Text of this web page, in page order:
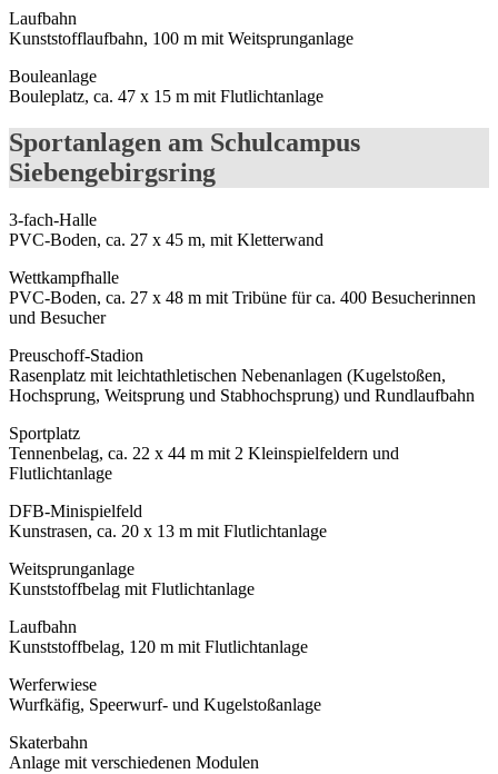
Laufbahn
Kunststofflaufbahn, 100 m mit Weitsprunganlage
Bouleanlage
Bouleplatz, ca. 47 x 15 m mit Flutlichtanlage
Sportanlagen am Schulcampus
Siebengebirgsring
3-fach-Halle
PVC-Boden, ca. 27 x 45 m, mit Kletterwand
Wettkampfhalle
PVC-Boden, ca. 27 x 48 m mit Tribüne für ca. 400 Besucherinnen
und Besucher
Preuschoff-Stadion
Rasenplatz mit leichtathletischen Nebenanlagen (Kugelstoßen,
Hochsprung, Weitsprung und Stabhochsprung) und Rundlaufbahn
Sportplatz
Tennenbelag, ca. 22 x 44 m mit 2 Kleinspielfeldern und
Flutlichtanlage
DFB-Minispielfeld
Kunstrasen, ca. 20 x 13 m mit Flutlichtanlage
Weitsprunganlage
Kunststoffbelag mit Flutlichtanlage
Laufbahn
Kunststoffbelag, 120 m mit Flutlichtanlage
Werferwiese
Wurfkäfig, Speerwurf- und Kugelstoßanlage
Skaterbahn
Anlage mit verschiedenen Modulen